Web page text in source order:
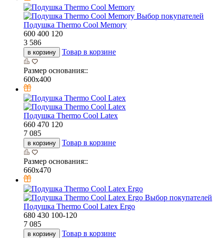
Выбор покупателей
Подушка Thermo Cool Memory
600 400 120
3 586
в корзину Товар в корзине
Размер основания::
600х400
Подушка Thermo Cool Latex
660 470 120
7 085
в корзину Товар в корзине
Размер основания::
660х470
Выбор покупателей
Подушка Thermo Cool Latex Ergo
680 430 100-120
7 085
в корзину Товар в корзине